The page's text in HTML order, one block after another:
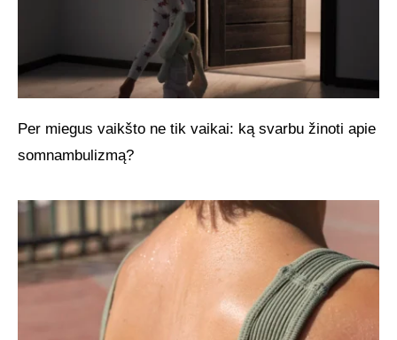
Per miegus vaikšto ne tik vaikai: ką svarbu žinoti apie
somnambulizmą?